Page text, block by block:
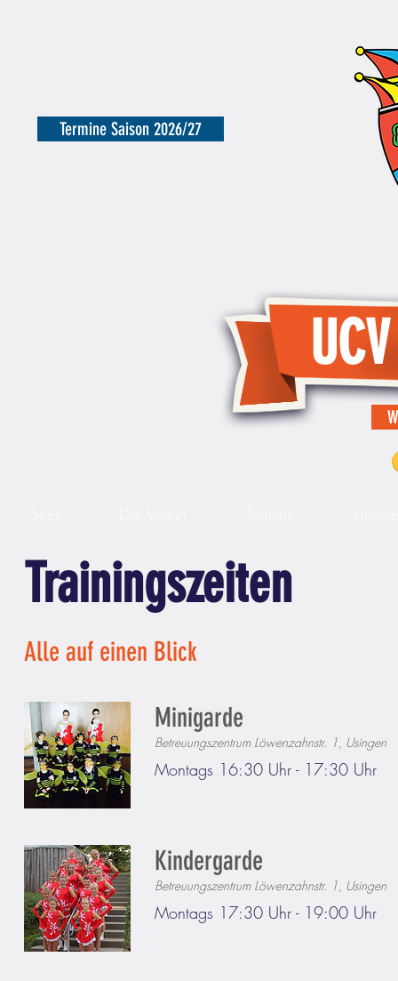
Termine Saison 2026/27
Trainingszeiten
Alle auf einen Blick
Minigarde
Betreuungszentrum Löwenzahnstr. 1, Usingen
Montags 16:30 Uhr - 17:30 Uhr
Kindergarde
Betreuungszentrum Löwenzahnstr. 1, Usingen
​Montags 17:30 Uhr - 19:00 Uhr